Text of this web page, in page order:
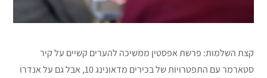
קצת השלמות: פרשת אפסטין ממשיכה להערים קשיים על קיר
סטארמר עם התפטרויות של בכירים מדאונינג 10, אבל גם על אנדרו